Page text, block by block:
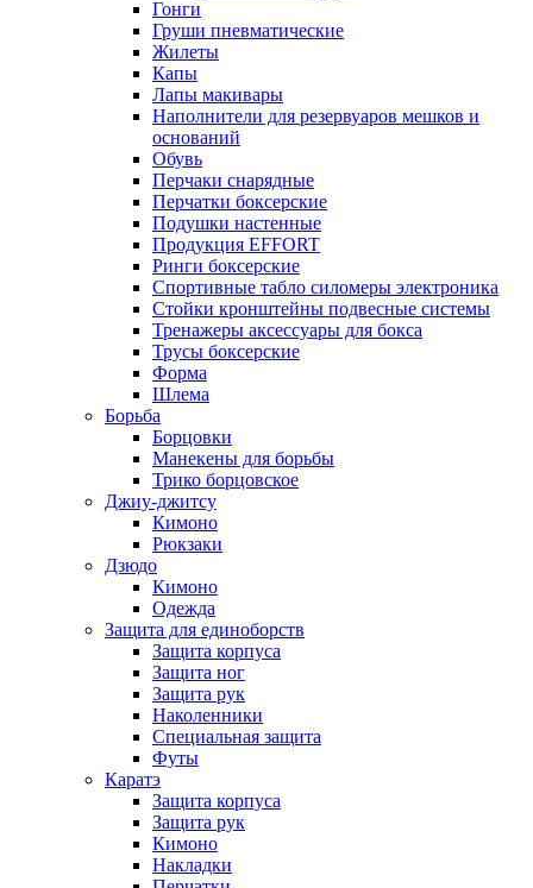
Гонги
Груши пневматические
Жилеты
Капы
Лапы макивары
Наполнители для резервуаров мешков и
оснований
Обувь
Перчаки снарядные
Перчатки боксерские
Подушки настенные
Продукция EFFORT
Ринги боксерские
Спортивные табло силомеры электроника
Стойки кронштейны подвесные системы
Тренажеры аксессуары для бокса
Трусы боксерские
Форма
Шлема
Борьба
Борцовки
Манекены для борьбы
Трико борцовское
Джиу-джитсу
Кимоно
Рюкзаки
Дзюдо
Кимоно
Одежда
Защита для единоборств
Защита корпуса
Защита ног
Защита рук
Наколенники
Специальная защита
Футы
Каратэ
Защита корпуса
Защита рук
Кимоно
Накладки